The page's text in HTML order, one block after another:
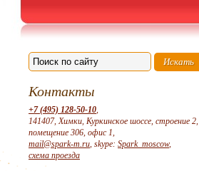
Контакты
+7 (495) 128-50-10,
141407, Химки, Куркинское шоссе, строение 2,
помещение 306, офис 1,
mail@spark-m.ru, skype: Spark_moscow,
схема проезда